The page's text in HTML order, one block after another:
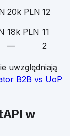
20k PLN 12
18k PLN 11
— 2
uwzględniają
B2B vs UoP
w